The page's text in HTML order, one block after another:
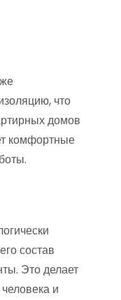
что
домов
комфортные
состав
Это делает
и